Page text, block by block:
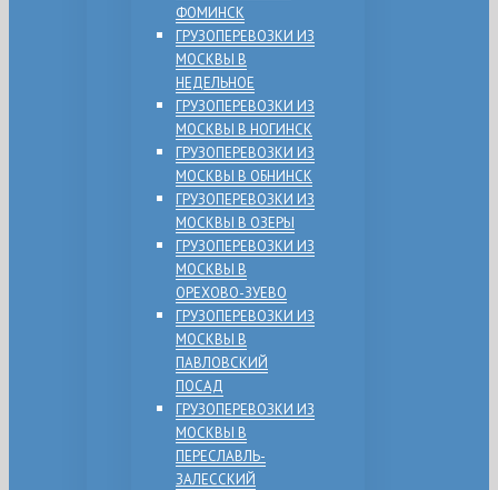
ФОМИНСК
ГРУЗОПЕРЕВОЗКИ ИЗ
МОСКВЫ В
НЕДЕЛЬНОЕ
ГРУЗОПЕРЕВОЗКИ ИЗ
МОСКВЫ В НОГИНСК
ГРУЗОПЕРЕВОЗКИ ИЗ
МОСКВЫ В ОБНИНСК
ГРУЗОПЕРЕВОЗКИ ИЗ
МОСКВЫ В ОЗЕРЫ
ГРУЗОПЕРЕВОЗКИ ИЗ
МОСКВЫ В
ОРЕХОВО-ЗУЕВО
ГРУЗОПЕРЕВОЗКИ ИЗ
МОСКВЫ В
ПАВЛОВСКИЙ
ПОСАД
ГРУЗОПЕРЕВОЗКИ ИЗ
МОСКВЫ В
ПЕРЕСЛАВЛЬ-
ЗАЛЕССКИЙ